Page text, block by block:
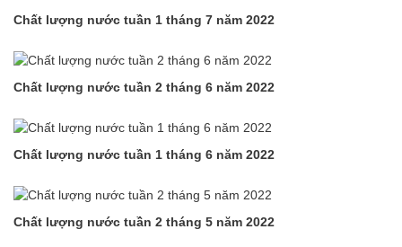
Chất lượng nước tuần 1 tháng 7 năm 2022
Chất lượng nước tuần 2 tháng 6 năm 2022
Chất lượng nước tuần 1 tháng 6 năm 2022
Chất lượng nước tuần 2 tháng 5 năm 2022